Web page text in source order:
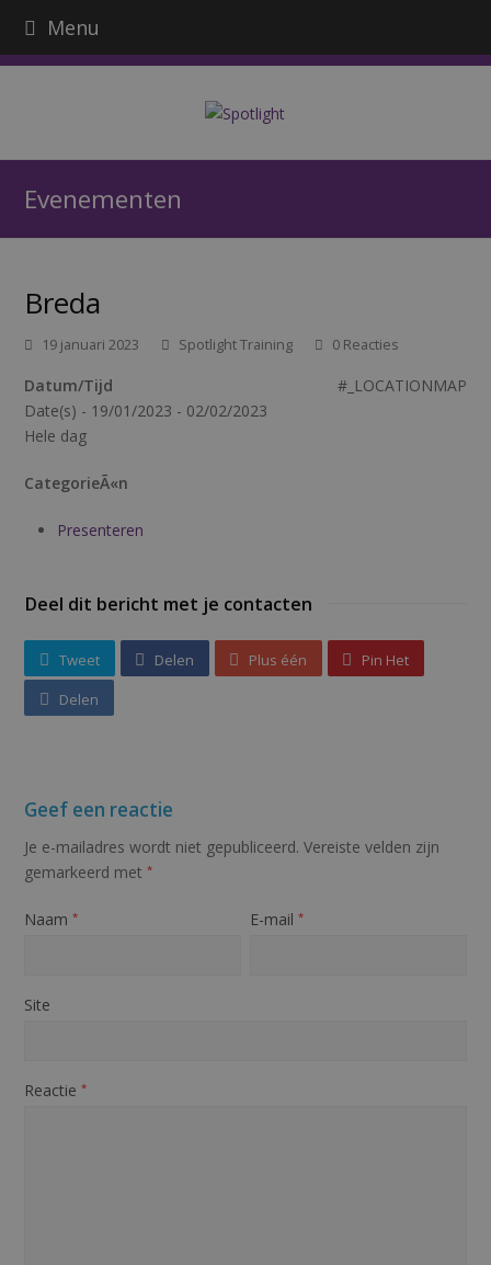
Menu
Evenementen
Breda
19 januari 2023 Spotlight Training 0 Reacties
#_LOCATIONMAP
Datum/Tijd
Date(s) - 19/01/2023 - 02/02/2023
Hele dag
CategorieÃ«n
Presenteren
Deel dit bericht met je contacten
Tweet Delen Plus één Pin Het
Delen
Geef een reactie
Je e-mailadres wordt niet gepubliceerd. Vereiste velden zijn
gemarkeerd met*
Naam* E-mail*
Site
Reactie*